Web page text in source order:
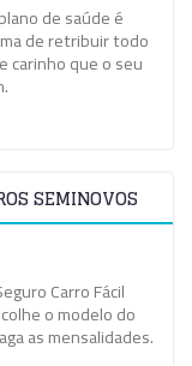
de saúde é
de retribuir todo
carinho que o seu
SEMINOVOS
Carro Fácil
o modelo do
as mensalidades.